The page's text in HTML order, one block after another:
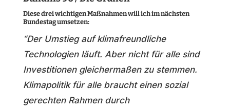
Diese drei wichtigen Maßnahmen will ich im nächsten
Bundestag umsetzen:
“Der Umstieg auf klimafreundliche
Technologien läuft. Aber nicht für alle sind
Investitionen gleichermaßen zu stemmen.
Klimapolitik für alle braucht einen sozial
gerechten Rahmen durch